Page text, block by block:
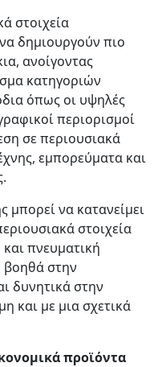
στοιχεία
δημιουργούν πιο
ανοίγοντας
κατηγοριών
όπως οι υψηλές
περιορισμοί
σε περιουσιακά
εμπορεύματα και
μπορεί να κατανείμει
στοιχεία
πνευματική
βοηθά στην
δυνητικά στην
και με μια σχετικά
προϊόντα